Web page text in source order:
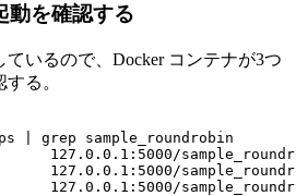
動を確認する
ているので、Docker コンテナが3つ
る。
| grep sample_roundrobin
127.0.0.1:5000/
127.0.0.1:5000/
127.0.0.1:5000/